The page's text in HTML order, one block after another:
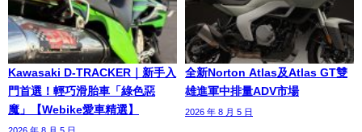
Kawasaki D-TRACKER｜新手入
門首選！輕巧滑胎車「綠色惡
魔」【Webike愛車精選】
全新Norton Atlas及Atlas GT雙
雄進軍中排量ADV市場
2026 年 8 月 5 日